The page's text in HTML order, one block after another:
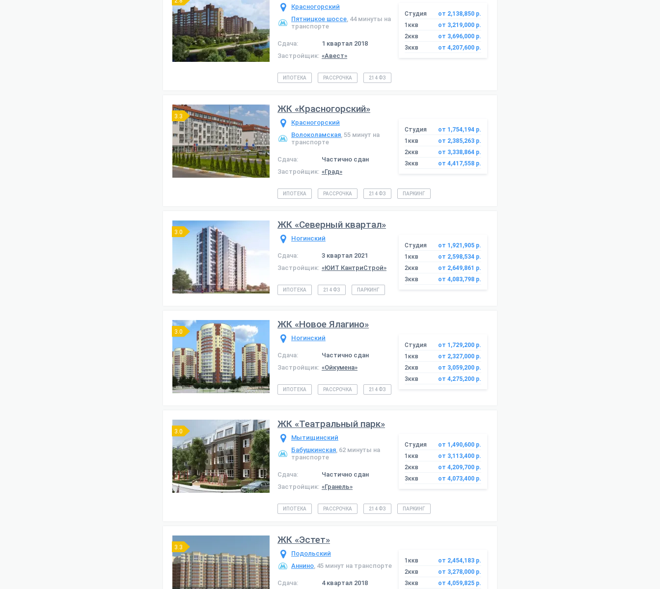
Красногорский
Пятницкое шоссе, 44 минуты на
транспорте
Сдача:
1 квартал 2018
Застройщик: «Авест»
Студия
от 2,138,850 р.
1ккв
от 3,219,000 р.
2ккв
от 3,696,000 р.
3ккв
от 4,207,600 р.
ИПОТЕКА РАССРОЧКА 214 ФЗ
3.3
ЖК «Красногорский»
Красногорский
Волоколамская, 55 минут на
транспорте
Сдача:
Частично сдан
Застройщик: «Град»
Студия
от 1,754,194 р.
1ккв
от 2,385,263 р.
2ккв
от 3,338,864 р.
3ккв
от 4,417,558 р.
ИПОТЕКА РАССРОЧКА 214 ФЗ ПАРКИНГ
3.0
ЖК «Северный квартал»
Ногинский
Сдача:
3 квартал 2021
Застройщик: «ЮИТ КантриСтрой»
Студия
от 1,921,905 р.
1ккв
от 2,598,534 р.
2ккв
от 2,649,861 р.
3ккв
от 4,083,798 р.
ИПОТЕКА 214 ФЗ ПАРКИНГ
3.0
ЖК «Новое Ялагино»
Ногинский
Сдача:
Частично сдан
Застройщик: «Ойкумена»
Студия
от 1,729,200 р.
1ккв
от 2,327,000 р.
2ккв
от 3,059,200 р.
3ккв
от 4,275,200 р.
ИПОТЕКА РАССРОЧКА 214 ФЗ
3.0
ЖК «Театральный парк»
Мытищинский
Бабушкинская, 62 минуты на
транспорте
Сдача:
Частично сдан
Застройщик: «Гранель»
Студия
от 1,490,600 р.
1ккв
от 3,113,400 р.
2ккв
от 4,209,700 р.
3ккв
от 4,073,400 р.
ИПОТЕКА РАССРОЧКА 214 ФЗ ПАРКИНГ
3.3
ЖК «Эстет»
Подольский
Аннино, 45 минут на транспорте
Сдача: 4 квартал 2018
1ккв
от 2,454,183 р.
2ккв
от 3,278,000 р.
3ккв
от 4,059,825 р.